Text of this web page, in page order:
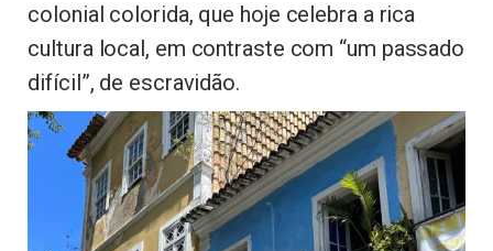
colonial colorida, que hoje celebra a rica
cultura local, em contraste com “um passado
difícil”, de escravidão.